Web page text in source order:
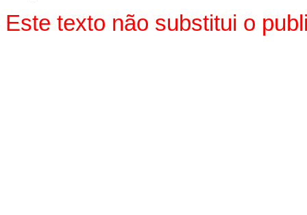
Este texto não substitui o